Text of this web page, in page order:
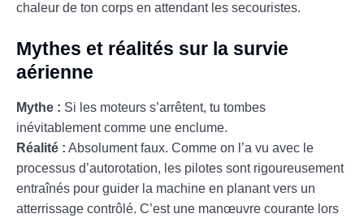
chaleur de ton corps en attendant les secouristes.
Mythes et réalités sur la survie
aérienne
Mythe : Si les moteurs s’arrêtent, tu tombes
inévitablement comme une enclume.
Réalité : Absolument faux. Comme on l’a vu avec le
processus d’autorotation, les pilotes sont rigoureusement
entraînés pour guider la machine en planant vers un
atterrissage contrôlé. C’est une manœuvre courante lors